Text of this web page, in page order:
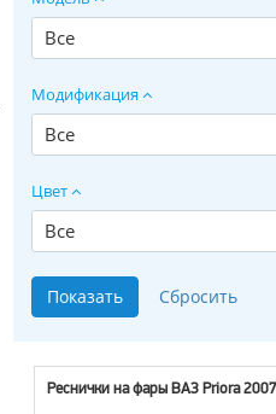
Все
Модификация
Все
Цвет
Все
Реснички на фары ВАЗ Priora